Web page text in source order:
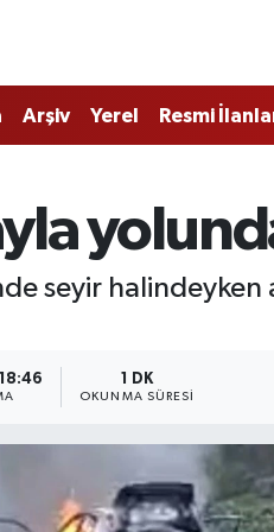
Arşiv Yerel Resmi
seyir
1 DK
OKUNMA SÜRESI